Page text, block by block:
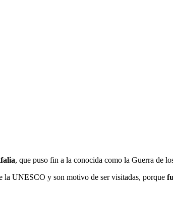
, que puso fin a la conocida como la Guerra de
la UNESCO y son motivo de ser visitadas, porque